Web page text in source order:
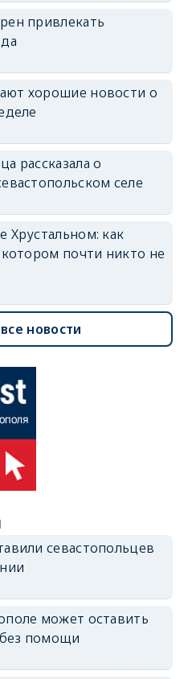
привлекать
хорошие новости о
рассказала о
селе
Хрустальном: как
почти никто не
новости
севастопольцев
может оставить
помощи